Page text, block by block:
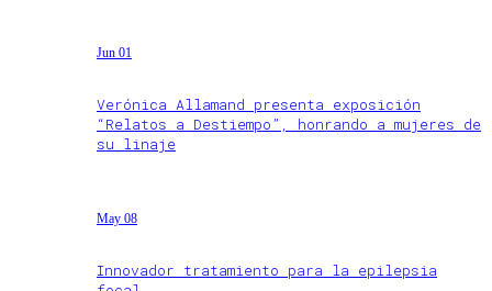
Jun 01
Verónica Allamand presenta exposición
“Relatos a Destiempo”, honrando a mujeres de
su linaje
May 08
Innovador tratamiento para la epilepsia